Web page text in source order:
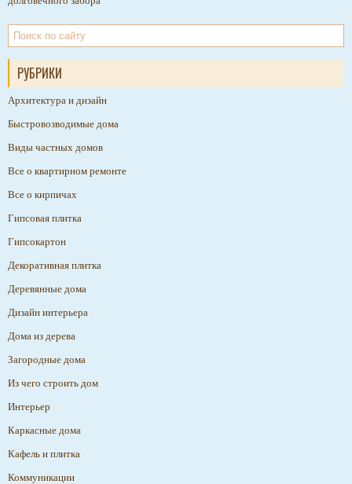
РУБРИКИ
Архитектура и дизайн
Быстровозводимые дома
Виды частных домов
Все о квартирном ремонте
Все о кирпичах
Гипсовая плитка
Гипсокартон
Декоративная плитка
Деревянные дома
Дизайн интерьера
Дома из дерева
Загородные дома
Из чего строить дом
Интерьер
Каркасные дома
Кафель и плитка
Коммуникации